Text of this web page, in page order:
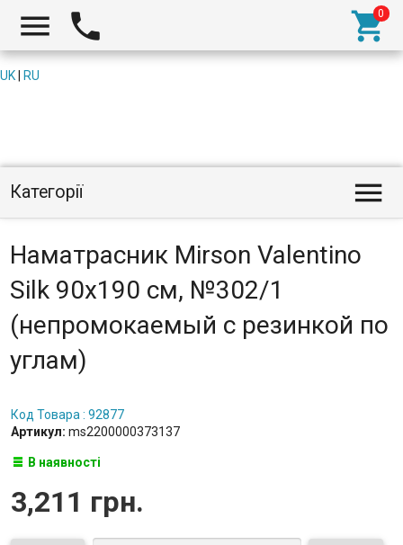
  
UK RU
Категорії 
Наматрасник Mirson Valentino
Silk 90x190 см, №302/1
(непромокаемый с резинкой по
углам)
Код Товара : 92877
Артикул: ms2200000373137
В наявності
3,211 грн.